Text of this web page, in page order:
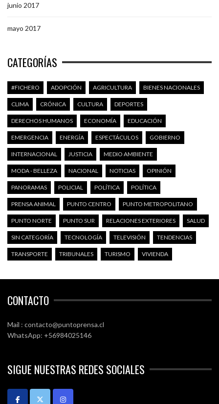
junio 2017
mayo 2017
CATEGORÍAS
#FICHERO ADOPCIÓN AGRICULTURA BIENES NACIONALES
CLIMA CRÓNICA CULTURA DEPORTES
DERECHOS HUMANOS ECONOMÍA EDUCACIÓN
EMERGENCIA ENERGÍA ESPECTÁCULOS GOBIERNO
INTERNACIONAL JUSTICIA MEDIO AMBIENTE
MODA - BELLEZA NACIONAL NOTICIAS OPINIÓN
PANORAMAS POLICIAL POLÍTICA POLÍTICA
PRENSA ANIMAL PUNTO CENTRO PUNTO METROPOLITANO
PUNTO NORTE PUNTO SUR RELACIONES EXTERIORES SALUD
SIN CATEGORÍA TECNOLOGÍA TELEVISIÓN TENDENCIAS
TRANSPORTE TRIBUNALES TURISMO VIVIENDA
CONTACTO
Mail : contacto@puntoprensa.cl
WhatsApp: +56984025146
SIGUE NUESTRAS REDES SOCIALES